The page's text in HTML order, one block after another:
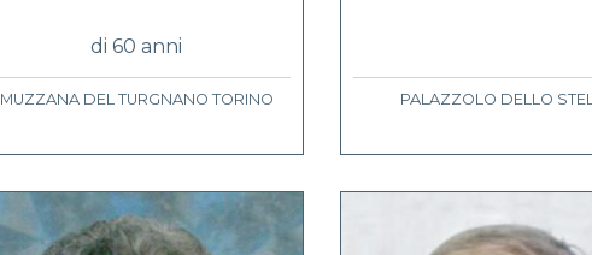
di 60 anni
MUZZANA DEL TURGNANO TORINO PALAZZOLO DELLO